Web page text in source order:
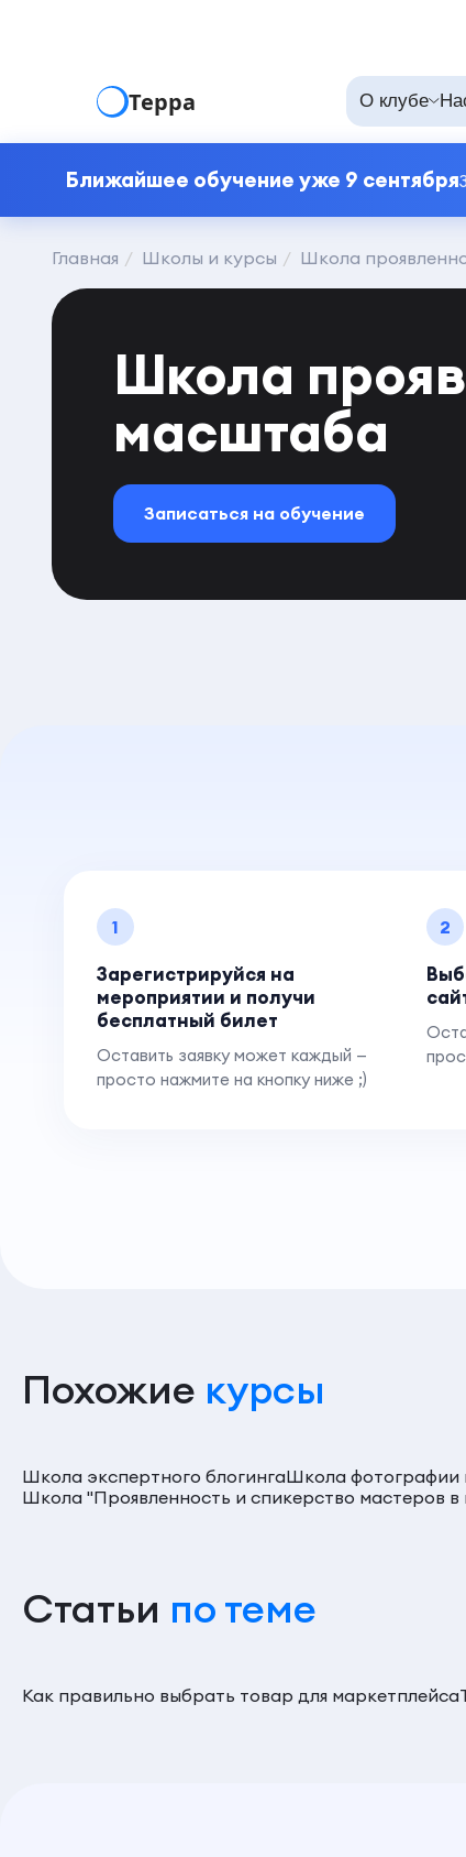
Терра О клубе
Ближайшее обучение уже 9 сентября
Главная Школы и курсы Школа
Школа
масштаба
Записаться на обучение
1
Зарегистрируйся на
мероприятии и получи
бесплатный билет
Оставить заявку может каждый —
просто нажмите на кнопку ниже ;)
2
Похожие курсы
Школа экспертного блогингаШкола фотографии
Школа "Проявленность и спикерство мастеров
Статьи по теме
Как правильно выбрать товар для маркетплейса